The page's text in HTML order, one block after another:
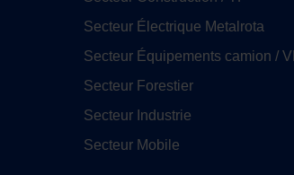
Secteur Électrique Metalrota
Secteur Équipements camion / VL
Secteur Forestier
Secteur Industrie
Secteur Mobile